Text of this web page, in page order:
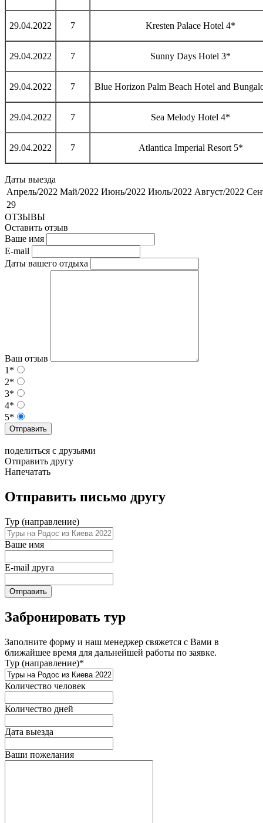
29.04.2022 7 Kresten Palace Hotel 4*
29.04.2022 7 Sunny Days Hotel 3*
29.04.2022 7 Blue Horizon Palm Beach Hotel and
29.04.2022 7 Sea Melody Hotel 4*
29.04.2022 7 Atlantica Imperial Resort 5*
Даты выезда
Апрель/2022 Май/2022 Июнь/2022 Июль/2022 Август/2022
29
ОТЗЫВЫ
Оставить отзыв
Ваше имя
E-mail
Даты вашего отдыха
Ваш отзыв
1*
2*
3*
4*
5*
Отправить
поделиться с друзьями
Отправить другу
Напечатать
Отправить письмо другу
Тур (направление)
Ваше имя
E-mail друга
Отправить
Забронировать тур
Заполните форму и наш менеджер свяжется с Вами в
ближайшее время для дальнейшей работы по заявке.
Тур (направление)*
Количество человек
Количество дней
Дата выезда
Ваши пожелания